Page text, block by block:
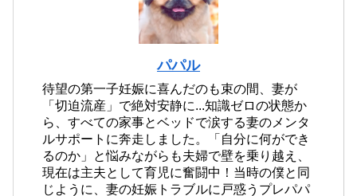
パパル
待望の第一子妊娠に喜んだのも束の間、妻が
「切迫流産」で絶対安静に...知識ゼロの状態か
ら、すべての家事とベッドで涙する妻のメンタ
ルサポートに奔走しました。「自分に何ができ
るのか」と悩みながらも夫婦で壁を乗り越え、
現在は主夫として育児に奮闘中！当時の僕と同
じように、妻の妊娠トラブルに戸惑うプレパパ